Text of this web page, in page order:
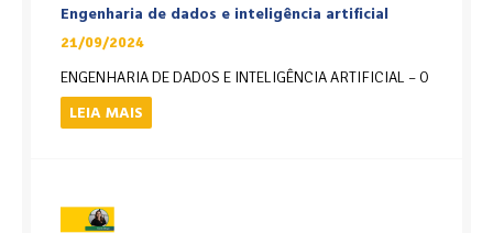
Engenharia de dados e inteligência artificial
21/09/2024
ENGENHARIA DE DADOS E INTELIGÊNCIA ARTIFICIAL – O
LEIA MAIS